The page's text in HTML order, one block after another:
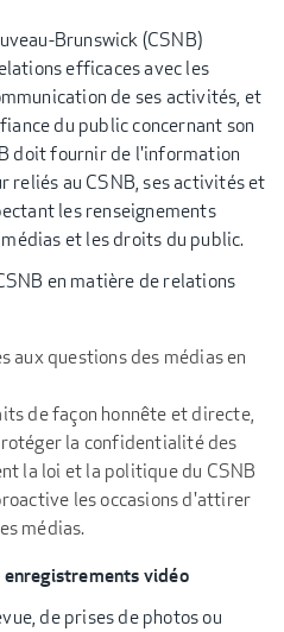
Brunswick (CSNB)
efficaces avec les
de ses activités, et
du public concernant son
doit fournir de l'information
reliés au CSNB, ses activités et
les renseignements
et les droits du public.
en matière de relations
aux questions des médias en
de façon honnête et directe,
la confidentialité des
la loi et la politique du CSNB
les occasions d'attirer
médias.
vidéo
de prises de photos ou